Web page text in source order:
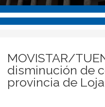
MOVISTAR/
disminución de
provincia de Loja